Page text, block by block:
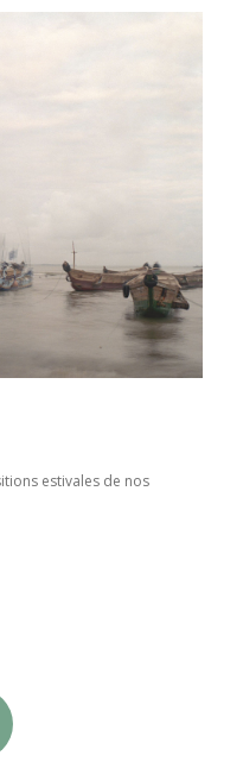
estivales de nos